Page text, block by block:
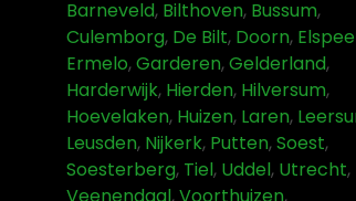
Barneveld, Bilthoven, Bussum,
Culemborg, De Bilt, Doorn,
Ermelo,Garderen,Gelderland,
Harderwijk, Hierden, Hilversum,
Hoevelaken, Huizen, Laren,
Leusden, Nijkerk, Putten,Soest,
Soesterberg, Tiel, Uddel, Utrecht,
Veenendaal,Voorthuizen,